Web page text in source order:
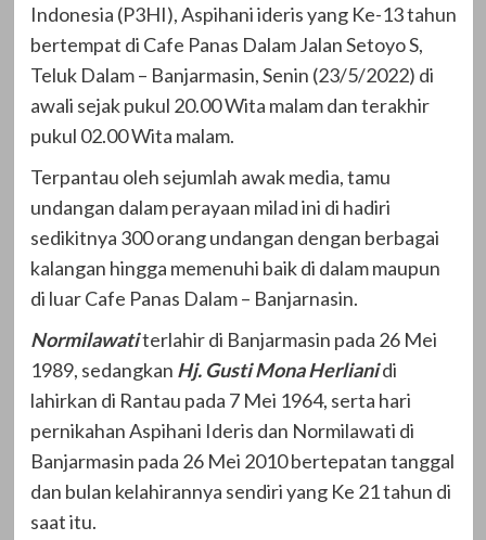
Indonesia (P3HI), Aspihani ideris yang Ke-13 tahun
bertempat di Cafe Panas Dalam Jalan Setoyo S,
Teluk Dalam – Banjarmasin, Senin (23/5/2022) di
awali sejak pukul 20.00 Wita malam dan terakhir
pukul 02.00 Wita malam.
Terpantau oleh sejumlah awak media, tamu
undangan dalam perayaan milad ini di hadiri
sedikitnya 300 orang undangan dengan berbagai
kalangan hingga memenuhi baik di dalam maupun
di luar Cafe Panas Dalam – Banjarnasin.
Normilawatiterlahir di Banjarmasin pada 26 Mei
1989, sedangkan Hj. Gusti Mona Herlianidi
lahirkan di Rantau pada 7 Mei 1964, serta hari
pernikahan Aspihani Ideris dan Normilawati di
Banjarmasin pada 26 Mei 2010 bertepatan tanggal
dan bulan kelahirannya sendiri yang Ke 21 tahun di
saat itu.